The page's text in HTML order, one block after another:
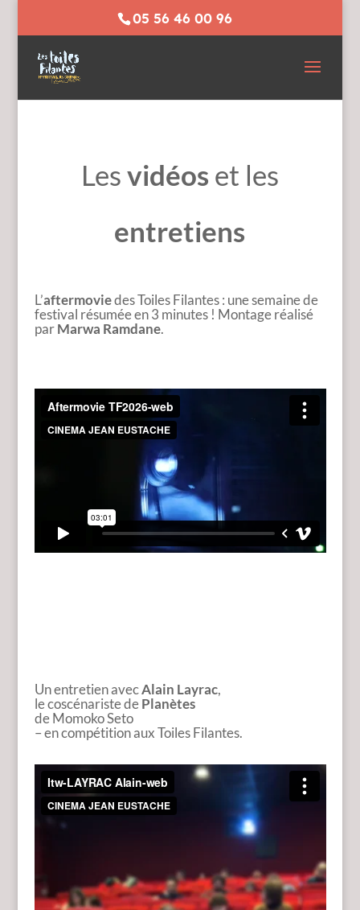
05 56 46 00 96
Lesvidéos et les
entretiens
L’aftermoviedes Toiles Filantes : une semaine de
festival résumée en 3 minutes ! Montage réalisé
parMarwa Ramdane.
Un entretien avecAlain Layrac,
le coscénariste dePlanètes
de Momoko Seto
– en compétition aux Toiles Filantes.